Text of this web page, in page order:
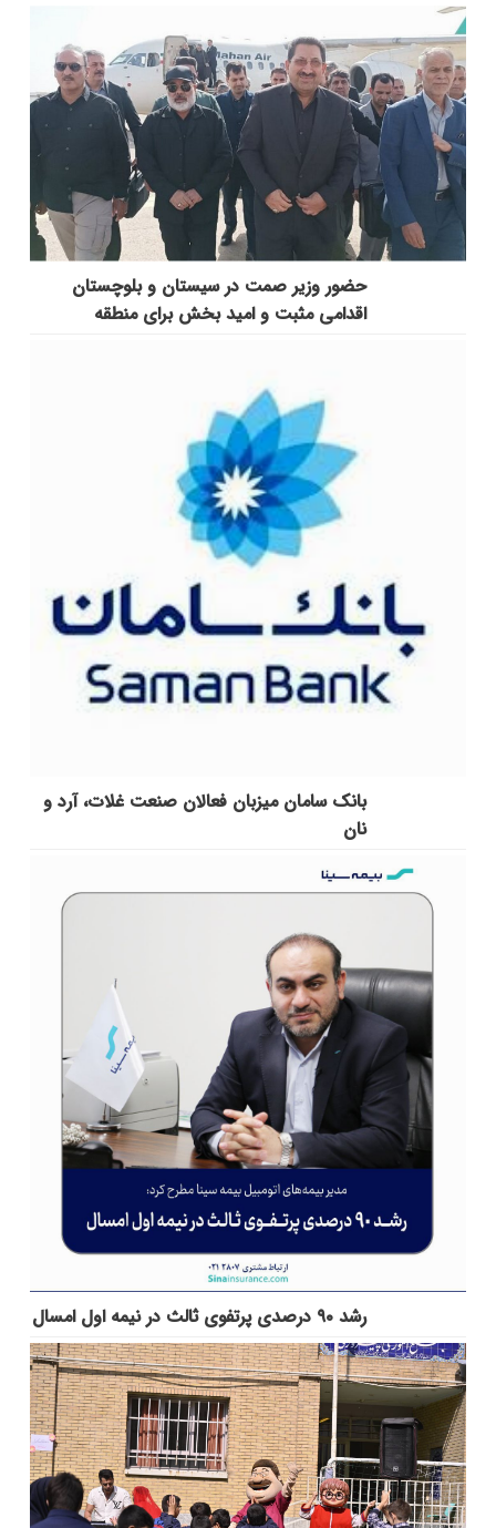
حضور وزیر صمت در سیستان و بلوچستان
اقدامی مثبت و امید بخش برای منطقه
بانک سامان میزبان فعالان صنعت غلات، آرد و
نان
رشد ۹۰ درصدی پرتفوی ثالث در نیمه اول امسال